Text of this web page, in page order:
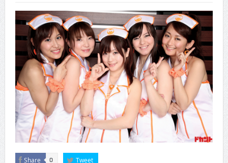
CINEMA×STYLE 294号
Share 0 Tweet